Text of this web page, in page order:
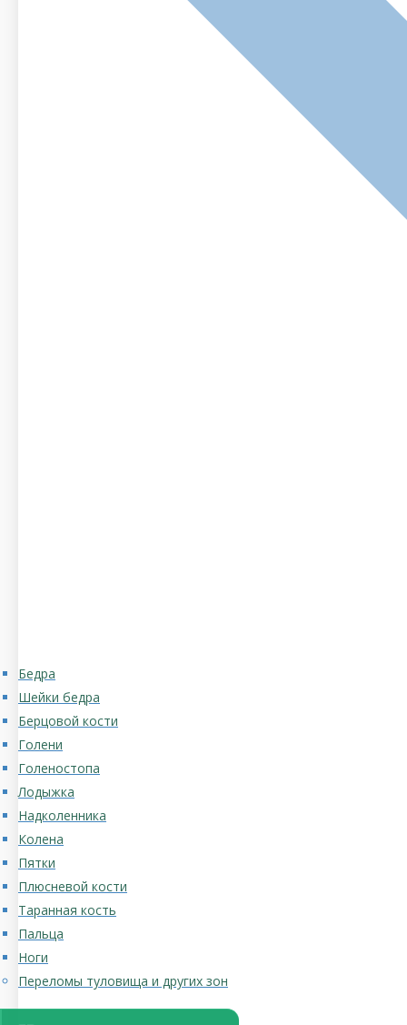
Бедра
Шейки бедра
Берцовой кости
Голени
Голеностопа
Лодыжка
Надколенника
Колена
Пятки
Плюсневой кости
Таранная кость
Пальца
Ноги
Переломы туловища и других зон